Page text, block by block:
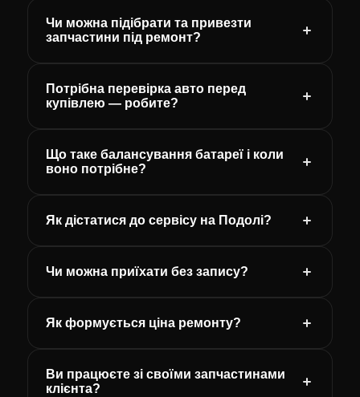
Чи можна підібрати та привезти
запчастини під ремонт?
Потрібна перевірка авто перед
купівлею — робите?
Що таке балансування батареї і коли
воно потрібне?
Як дістатися до сервісу на Подолі?
Чи можна приїхати без запису?
Як формується ціна ремонту?
Ви працюєте зі своїми запчастинами
клієнта?